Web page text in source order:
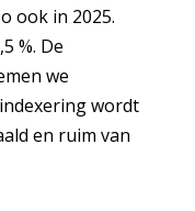
ook in 2025.
%. De
we
wordt
en ruim van